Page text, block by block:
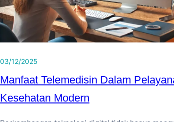
03/12/2025
Manfaat Telemedisin Dalam
Kesehatan Modern